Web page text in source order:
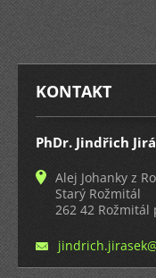
KONTAKT
PhDr. Jindřich
Alej Johanky z
Starý Rožmitál
262 42 Rožmitál
jindrich.jirasek